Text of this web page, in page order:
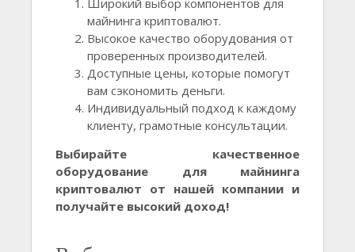
Широкий выбор компонентов для
майнинга криптовалют.
Высокое качество оборудования от
проверенных производителей.
Доступные цены, которые помогут
вам сэкономить деньги.
Индивидуальный подход к каждому
клиенту, грамотные консультации.
Выбирайте качественное
оборудование для майнинга
криптовалют от нашей компании и
получайте высокий доход!